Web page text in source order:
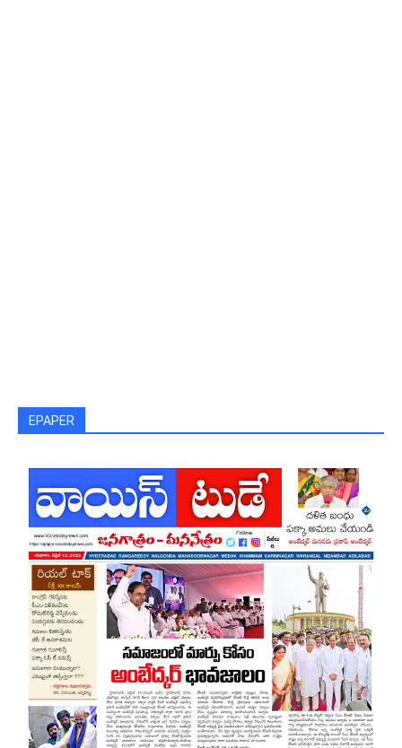
EPAPER